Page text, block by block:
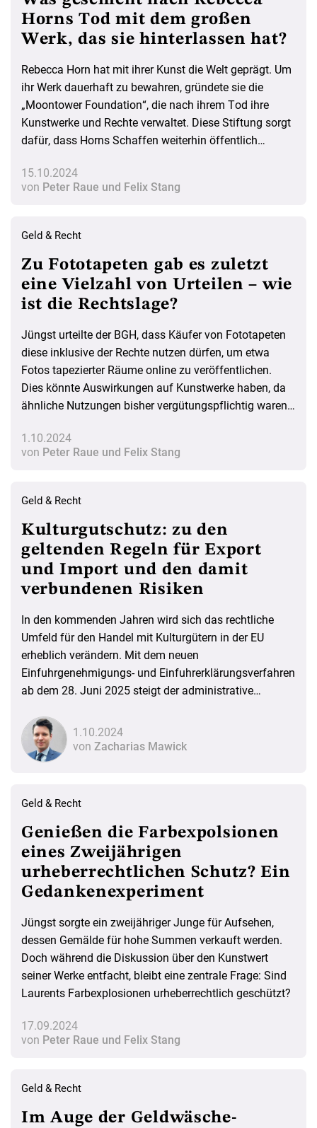
Horns Tod mit dem großen
Werk, das sie hinterlassen hat?
Rebecca Horn hat mit ihrer Kunst die Welt geprägt. Um
ihr Werk dauerhaft zu bewahren, gründete sie die
„Moontower Foundation“, die nach ihrem Tod ihre
Kunstwerke und Rechte verwaltet. Diese Stiftung sorgt
dafür, dass Horns Schaffen weiterhin öffentlich
inspiriert. Ein weitsichtiger Schritt, der anderen
Kunstschaffenden als Vorbild dienen kann.
15.10.2024
von Peter Raue und Felix Stang
Geld & Recht
Zu Fototapeten gab es zuletzt
eine Vielzahl von Urteilen – wie
ist die Rechtslage?
Jüngst urteilte der BGH, dass Käufer von Fototapeten
diese inklusive der Rechte nutzen dürfen, um etwa
Fotos tapezierter Räume online zu veröffentlichen.
Dies könnte Auswirkungen auf Kunstwerke haben, da
ähnliche Nutzungen bisher vergütungspflichtig waren.
in Zukunft vertraglich ausschließen müssen.
1.10.2024
von Peter Raue und Felix Stang
Geld & Recht
Kulturgutschutz: zu den
geltenden Regeln für Export
und Import und den damit
verbundenen Risiken
In den kommenden Jahren wird sich das rechtliche
Umfeld für den Handel mit Kulturgütern in der EU
erheblich verändern. Mit dem neuen
Einfuhrgenehmigungs- und Einfuhrerklärungsverfahren
ab dem 28. Juni 2025 steigt der administrative
1.10.2024
von Zacharias Mawick
Geld & Recht
Genießen die Farbexpolsionen
eines Zweijährigen
urheberrechtlichen Schutz? Ein
Gedankenexperiment
Jüngst sorgte ein zweijähriger Junge für Aufsehen,
dessen Gemälde für hohe Summen verkauft werden.
Doch während die Diskussion über den Kunstwert
seiner Werke entfacht, bleibt eine zentrale Frage: Sind
Laurents Farbexplosionen urheberrechtlich geschützt?
17.09.2024
von Peter Raue und Felix Stang
Geld & Recht
Im Auge der Geldwäsche-